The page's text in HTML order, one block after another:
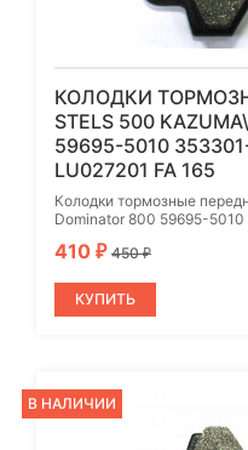
КОЛОДКИ
STELS 500
59695-5010
LU027201 FA 165
Колодки тормозные
Dominator 800 59695-
410 ₽ 450₽
КУПИТЬ
В НАЛИЧИИ